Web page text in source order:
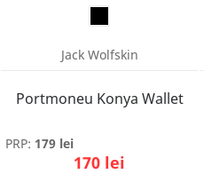
Jack Wolfskin
Portmoneu Konya Wallet
PRP: 179 lei
170 lei